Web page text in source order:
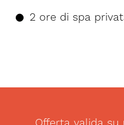
2 ore di spa